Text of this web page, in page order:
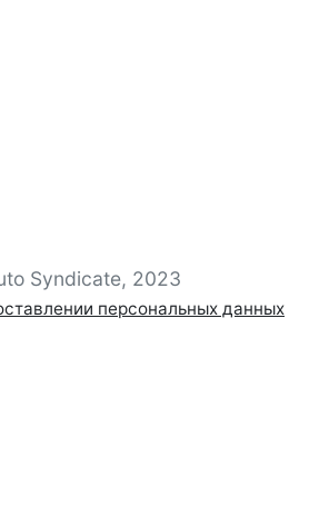
Syndicate, 2023
персональных данных